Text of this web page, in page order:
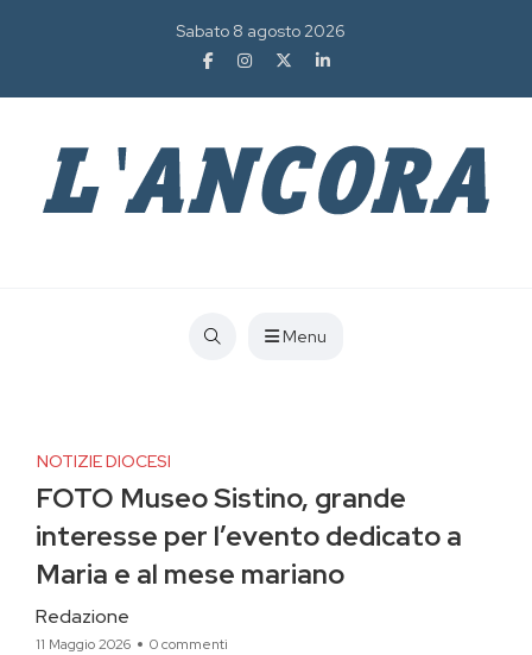
Sabato 8 agosto 2026
Menu
NOTIZIE DIOCESI
FOTO Museo Sistino, grande
interesse per l’evento dedicato a
Maria e al mese mariano
Redazione
11 Maggio 2026 0 commenti